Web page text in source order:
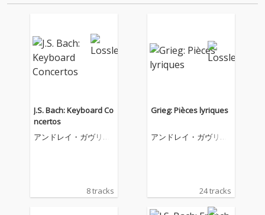
J.S. Bach: Keyboard Co
ncertos
アンドレイ・ガヴリー
8 tracks
Grieg: Pièces lyriques
アンドレイ・ガヴリー
24 tracks